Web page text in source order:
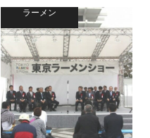
ラーメン